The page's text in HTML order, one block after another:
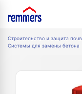
Строительство и защита почв
Системы для замены бетона